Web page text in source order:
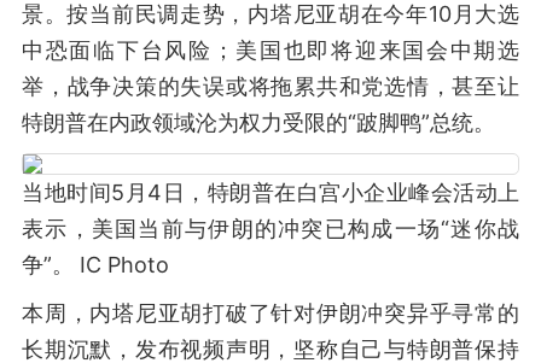
景。按当前民调走势，内塔尼亚胡在今年10月大选
中恐面临下台风险；美国也即将迎来国会中期选
举，战争决策的失误或将拖累共和党选情，甚至让
特朗普在内政领域沦为权力受限的“跛脚鸭”总统。
当地时间5月4日，特朗普在白宫小企业峰会活动上
表示，美国当前与伊朗的冲突已构成一场“迷你战
争”。 IC Photo
本周，内塔尼亚胡打破了针对伊朗冲突异乎寻常的
长期沉默，发布视频声明，坚称自己与特朗普保持